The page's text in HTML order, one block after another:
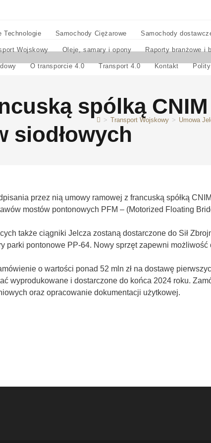
Technologie Samochody Ciężarowe Samochody
Wojskowy Oleje, samary i opony Raporty branżowe i
O transporcie 4.0 Transport 4.0 Kontakt
spólką
siodłowych
> Transport Wojskowy > Umowa
przez nią umowy ramowej z francuską spółką
mostów pontonowych PFM – (Motorized Floating
także ciągniki Jelcza zostaną dostarczone do Sił
parki pontonowe PP-64. Nowy sprzęt zapewni
o wartości ponad 52 mln zł na dostawę
wyprodukowane i dostarczone do końca 2024 roku.
oraz opracowanie dokumentacji użytkowej.